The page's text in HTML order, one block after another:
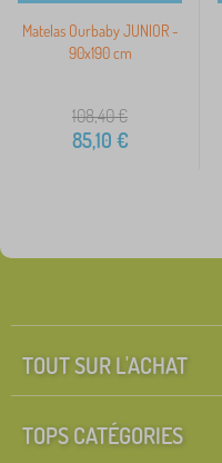
Matelas Ourbaby JUNIOR -
90x190 cm
108,40€
85,10 €
TOUT SUR L'ACHAT
TOPS CATÉGORIES